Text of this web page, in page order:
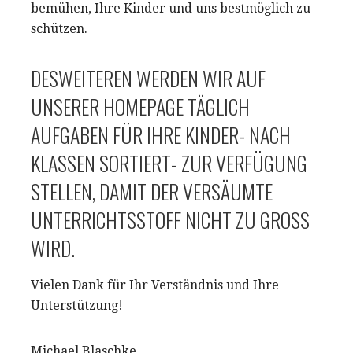
bemühen, Ihre Kinder und uns bestmöglich zu
schützen.
DESWEITEREN WERDEN WIR AUF
UNSERER HOMEPAGE TÄGLICH
AUFGABEN FÜR IHRE KINDER- NACH
KLASSEN SORTIERT- ZUR VERFÜGUNG
STELLEN, DAMIT DER VERSÄUMTE
UNTERRICHTSSTOFF NICHT ZU GROSS W
IRD.
Vielen Dank für Ihr Verständnis und Ihre
Unterstützung!